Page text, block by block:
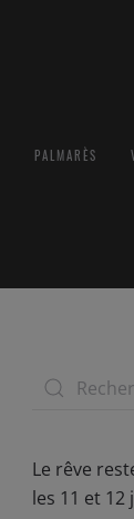
PALMARÈS
Le rêve
les 11 et 12